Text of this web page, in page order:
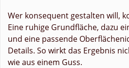
Wer konsequent gestalten will,
Eine ruhige Grundfläche, dazu
und eine passende
Details. So wirkt das Ergebnis
wie aus einem Guss.